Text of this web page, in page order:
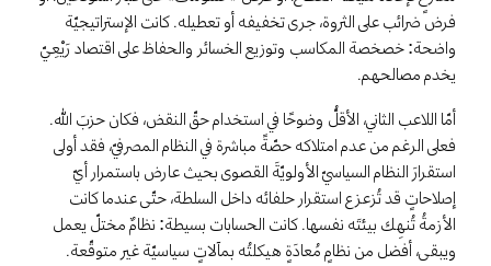
فرض ضرائب على الثروة، جرى تخفيفه أو تعطيله. كانت الإستراتيجيّة
واضحة: خصخصة المكاسب وتوزيع الخسائر والحفاظ على اقتصاد رَيْعِيّ
يخدم مصالحهم.
أمّا اللاعب الثاني، الأقلُّ وضوحًا في استخدام حقّ النقض، فكان حزبَ الله.
فعلى الرغم من عدم امتلاكه حصّةً مباشرة في النظام المصرفيّ، فقد أولى
استقرارَ النظام السياسيّ الأولويّةَ القصوى بحيث عارض باستمرار أيّ
إصلاحاتٍ قد تُزعزع استقرار حلفائه داخل السلطة، حتّى عندما كانت
الأزمةُ تُنهِك بيئتَه نفسها. كانت الحسابات بسيطة: نظامٌ مختلّ يعمل
ويبقى، أفضل من نظامٍ مُعادَةٍ هيكلتُه بمآلاتٍ سياسيّة غير متوقّعة.